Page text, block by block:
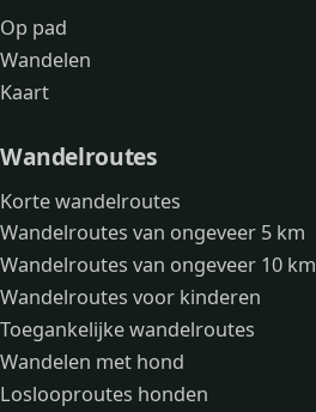
Op pad
Wandelen
Kaart
Wandelroutes
Korte wandelroutes
Wandelroutes van ongeveer 5 km
Wandelroutes van ongeveer 10 km
Wandelroutes voor kinderen
Toegankelijke wandelroutes
Wandelen met hond
Loslooproutes honden